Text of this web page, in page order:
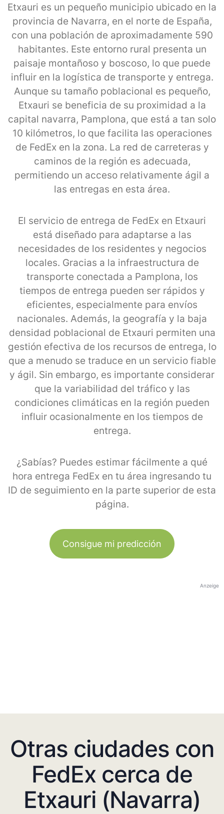
Etxauri es un pequeño municipio ubicado en la
provincia de Navarra, en el norte de España,
con una población de aproximadamente 590
habitantes. Este entorno rural presenta un
paisaje montañoso y boscoso, lo que puede
influir en la logística de transporte y entrega.
Aunque su tamaño poblacional es pequeño,
Etxauri se beneficia de su proximidad a la
capital navarra, Pamplona, que está a tan solo
10 kilómetros, lo que facilita las operaciones
de FedEx en la zona. La red de carreteras y
caminos de la región es adecuada,
permitiendo un acceso relativamente ágil a
las entregas en esta área.
El servicio de entrega de FedEx en Etxauri
está diseñado para adaptarse a las
necesidades de los residentes y negocios
locales. Gracias a la infraestructura de
transporte conectada a Pamplona, los
tiempos de entrega pueden ser rápidos y
eficientes, especialmente para envíos
nacionales. Además, la geografía y la baja
densidad poblacional de Etxauri permiten una
gestión efectiva de los recursos de entrega, lo
que a menudo se traduce en un servicio fiable
y ágil. Sin embargo, es importante considerar
que la variabilidad del tráfico y las
condiciones climáticas en la región pueden
influir ocasionalmente en los tiempos de
entrega.
¿Sabías? Puedes estimar fácilmente a qué
hora entrega FedEx en tu área ingresando tu
ID de seguimiento en la parte superior de esta
página.
Consigue mi predicción
Anzeige
Otras ciudades con
FedEx cerca de
Etxauri (Navarra)